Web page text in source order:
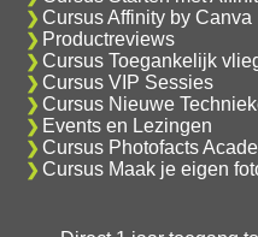
Cursus Affinity by Canva
Productreviews
Cursus Toegankelijk
Cursus VIP Sessies
Cursus Nieuwe
Events en Lezingen
Cursus Photofacts
Cursus Maak je eigen